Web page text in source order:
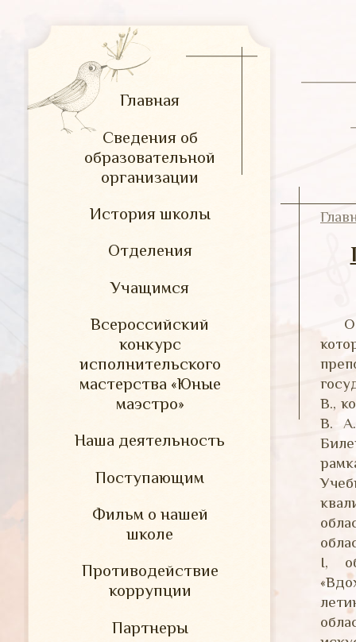
Главная
Сведения об
образовательной
организации
История школы
Отделения
Учащимся
Всероссийский
конкурс
исполнительского
мастерства «Юные
маэстро»
Наша деятельность
Поступающим
Фильм о нашей
школе
Противодействие
коррупции
Партнеры
В.,
В.
I,